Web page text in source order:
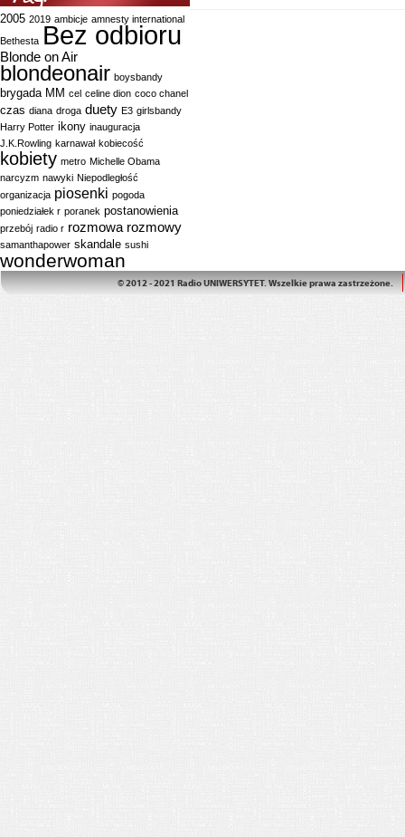
2005 2019 ambicje amnesty international
Bethesta Bez odbioru
Blonde on Air
blondeonair boysbandy
brygada MM cel celine dion coco chanel
czas diana droga duety E3 girlsbandy
Harry Potter ikony inauguracja
J.K.Rowling karnawał kobiecość
kobiety metro Michelle Obama
narcyzm nawyki Niepodległość
organizacja piosenki pogoda
poniedziałek r poranek postanowienia
przebój radio r rozmowa rozmowy
samanthapower skandale sushi
wonderwoman
© 2012 - 2021 Radio UNIWERSYTET. Wszelkie prawa zastrzeżone.